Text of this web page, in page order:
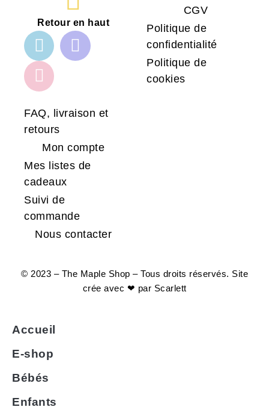
FAQ, livraison et
retours
Mon compte
Mes listes de
cadeaux
Suivi de
commande
Nous contacter
CGV
Politique de
confidentialité
Politique de
cookies
Retour en haut
© 2023 – The Maple Shop – Tous droits réservés. Site
crée avec ❤ par Scarlett
Accueil
E-shop
Bébés
Enfants